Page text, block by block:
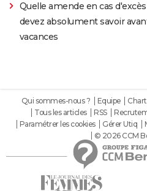
Quelle amende en cas
devez absolument savoir
vacances
Qui sommes-nous ? Equipe
Tous les articles
RSS
Paramétrer les cookies
Gérer Utiq
© 2026 CCM